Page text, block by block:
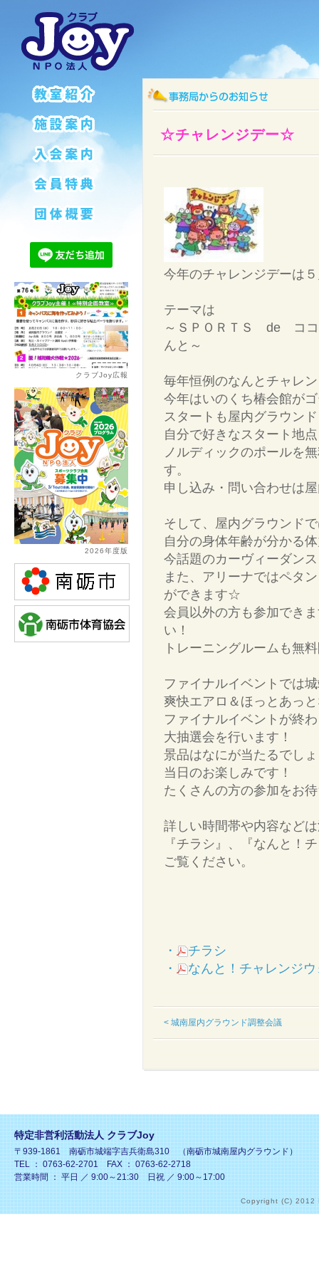
☆チャレンジデー☆
今年のチャレンジデーは
テーマは
～ＳＰＯＲＴＳ de ココ
んと～
毎年恒例のなんとチャレ
今年はいのくち椿会館が
スタートも屋内グラウン
自分で好きなスタート地
ノルディックのポールを
す。
申し込み・問い合わせは
そして、屋内グラウンド
自分の身体年齢が分かる
今話題のカーヴィーダン
また、アリーナではペタ
ができます☆
会員以外の方も参加でき
い！
トレーニングルームも無
ファイナルイベントでは
爽快エアロ＆ほっとあっ
ファイナルイベントが終
大抽選会を行います！
景品はなにが当たるでし
当日のお楽しみです！
たくさんの方の参加をお
詳しい時間帯や内容など
『チラシ』、『なんと！
ご覧ください。
・
チラシ
・
なんと！チャレンジ
< 城南屋内グラウンド調整会議
クラブJoy広報
2026年度版
特定非営利活動法人 クラブJoy
〒939-1861 南砺市城端字吉兵衛島310 （南砺市城南屋内グラウンド）
TEL ： 0763-62-2701 FAX ： 0763-62-2718
営業時間 ： 平日 ／ 9:00～21:30 日祝 ／ 9:00～17:00
Copyright (C) 2012